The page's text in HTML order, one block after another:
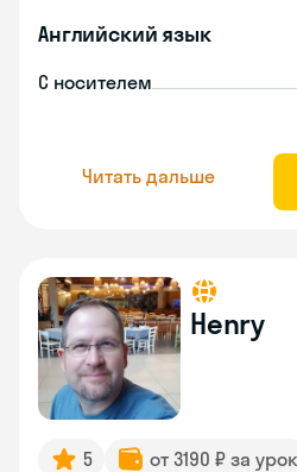
Английский язык
С носителем
Читать дальше
Henry
5 от 3190 ₽ за урок